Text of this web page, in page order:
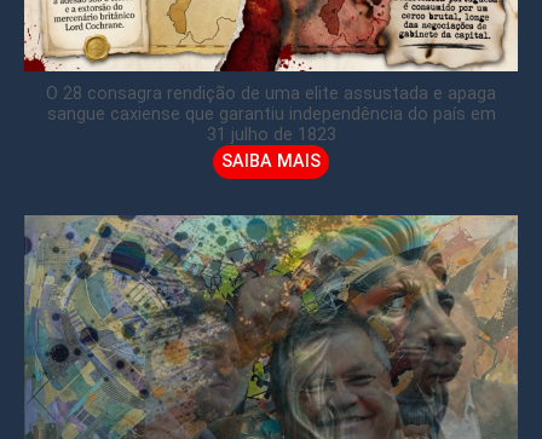
O 28 consagra rendição de uma elite assustada e apaga
sangue caxiense que garantiu independência do país em
31 julho de 1823
SAIBA MAIS